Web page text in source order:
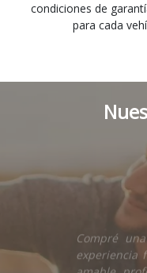
condiciones de
para cada
Compré
experiencia
amable,